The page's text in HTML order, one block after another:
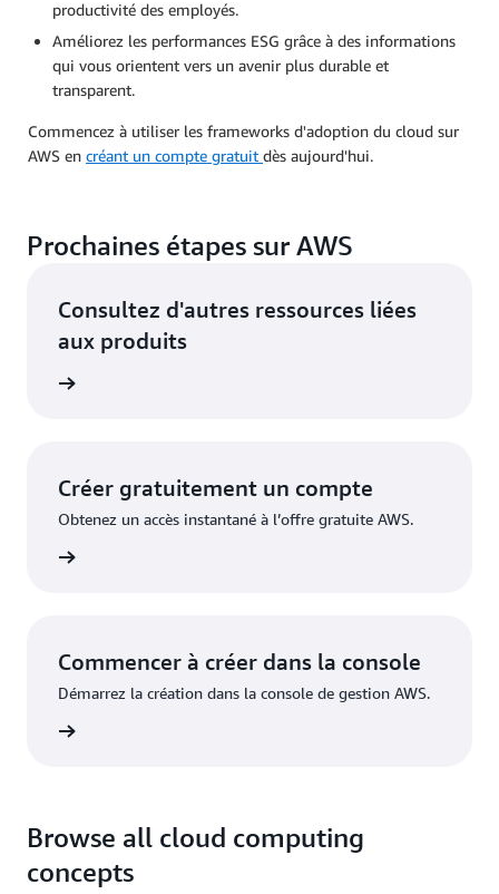
productivité des employés.
Améliorez les performances ESG grâce à des informations
qui vous orientent vers un avenir plus durable et
transparent.
Commencez à utiliser les frameworks d'adoption du cloud sur
AWS en créant un compte gratuit dès aujourd'hui.
Prochaines étapes sur AWS
Consultez d'autres ressources liées
aux produits
Créer gratuitement un compte
Obtenez un accès instantané à l’offre gratuite AWS.
Commencer à créer dans la console
Démarrez la création dans la console de gestion AWS.
Browse all cloud computing
concepts